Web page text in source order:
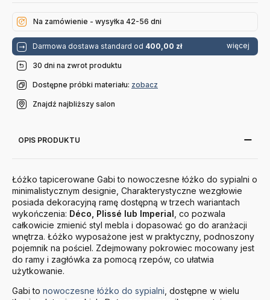
Na zamówienie - wysyłka 42-56 dni
Darmowa dostawa standard od 400,00 zł więcej
30 dni na zwrot produktu
Dostępne próbki materiału: zobacz
Znajdź najbliższy salon
OPIS PRODUKTU
Łóżko tapicerowane Gabi to nowoczesne łóżko do sypialni o
minimalistycznym designie, Charakterystyczne wezgłowie
posiada dekoracyjną ramę dostępną w trzech wariantach
wykończenia: Déco, Plissé lub Imperial , co pozwala
całkowicie zmienić styl mebla i dopasować go do aranżacji
wnętrza. Łóżko wyposażone jest w praktyczny, podnoszony
pojemnik na pościel. Zdejmowany pokrowiec mocowany jest
do ramy i zagłówka za pomocą rzepów, co ułatwia
użytkowanie.
Gabi to nowoczesne łóżko do sypialni , dostępne w wielu